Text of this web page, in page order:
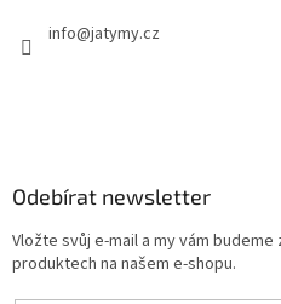
info@jatymy.cz
Odebírat newsletter
Vložte svůj e-mail a my vám
produktech na našem e-shopu.